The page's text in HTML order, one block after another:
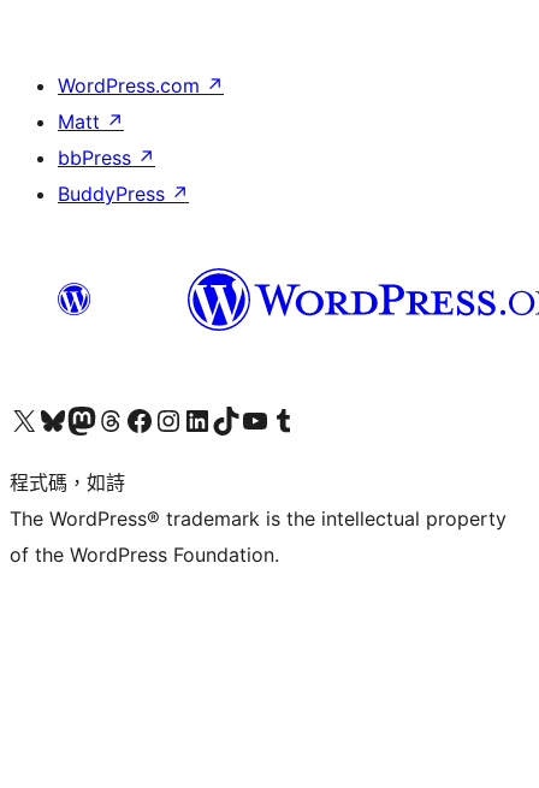
WordPress.com ↗
Matt ↗
bbPress ↗
BuddyPress ↗
查看我們的 X (之前的 Twitter) 帳號造訪我們的 Bluesky 帳號造訪我們的 Mastodon 帳號造訪我們的 Threads 帳號 造訪我們的 Facebook 粉絲專頁Visit our Instagram account
Visit our LinkedIn account
造訪我們的 TikTok 帳號Visit our YouTube channel
造訪我們的 Tumblr 帳號
程式碼，如詩
The WordPress® trademark is the intellectual property
of the WordPress Foundation.